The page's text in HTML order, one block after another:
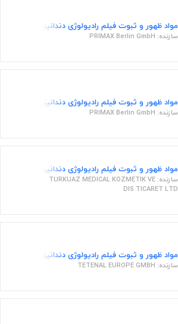
مواد ظهور و ثبوت فیلم رادیولوژی دندانپزشکی داروی
سازنده: PRIMAX Berlin GmbH
مواد ظهور و ثبوت فیلم رادیولوژی دندانپزشکی مواد
سازنده: PRIMAX Berlin GmbH
مواد ظهور و ثبوت فیلم رادیولوژی دندانپزشکی مواد
سازنده: TURKUAZ MEDICAL KOZMETIK VE
DIS TICARET LTD
مواد ظهور و ثبوت فیلم رادیولوژی دندانپزشکی محلول
سازنده: TETENAL EUROPE GMBH